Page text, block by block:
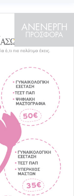
ΑΝΕΝΕΡΓΗ
ΠΡΟΣΦΟΡΑ